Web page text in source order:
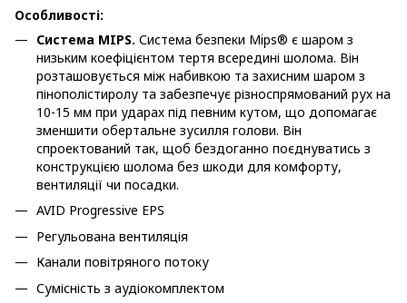
Особливості:
Система MIPS. Система безпеки Mips® є шаром з
низьким коефіцієнтом тертя всередині шолома. Він
розташовується між набивкою та захисним шаром з
пінополістиролу та забезпечує різноспрямований рух на
10-15 мм при ударах під певним кутом, що допомагає
зменшити обертальне зусилля голови. Він
спроектований так, щоб бездоганно поєднуватись з
конструкцією шолома без шкоди для комфорту,
вентиляції чи посадки.
AVID Progressive EPS
Регульована вентиляція
Канали повітряного потоку
Сумісність з аудіокомплектом